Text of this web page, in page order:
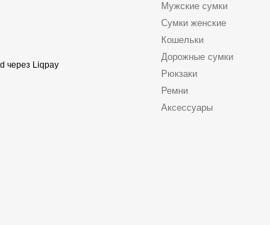
Мужские сумки
Сумки женские
Кошельки
Дорожные сумки
Рюкзаки
Ремни
Аксессуары